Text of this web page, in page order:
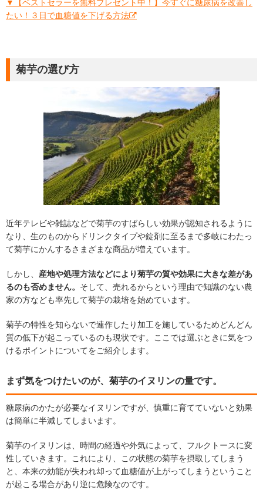
▼【ベストセラーを無料プレゼント中！】今すぐに糖尿病を改善し
たい！３日で血糖値を下げる方法
菊芋の選び方
近年テレビや雑誌などで菊芋のすばらしい効果が認知されるように
なり、生のものからドリンクタイプや錠剤に至るまで多岐にわたっ
て菊芋にかんするさまざまな商品が増えています。
しかし、 産地や処理方法などにより菊芋の質や効果に大きな差があ
るのも否めません。 そして、売れるからという理由で知識のない農
家の方なども率先して菊芋の栽培を始めています。
菊芋の特性を知らないで連作したり加工を施しているためどんどん
質の低下が起こっているのも現状です。ここでは選ぶときに気をつ
けるポイントについてをご紹介します。
まず気をつけたいのが、菊芋のイヌリンの量です。
糖尿病のかたが必要なイヌリンですが、慎重に育てていないと効果
は簡単に半減してしまいます。
菊芋のイヌリンは、時間の経過や外気によって、フルクトースに変
性していきます。これにより、この状態の菊芋を摂取してしまう
と、本来の効能が失われ却って血糖値が上がってしまうということ
が起こる場合があり逆に危険なのです。